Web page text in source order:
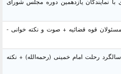
مسئولان قوه قضائیه + صوت و نکته خوانی -
رحلت امام خمینی (رحمه‌الله) + نکته